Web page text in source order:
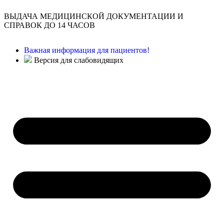
ВЫДАЧА МЕДИЦИНСКОЙ ДОКУМЕНТАЦИИ И
СПРАВОК ДО 14 ЧАСОВ
Важная информация для пациентов!
Версия для слабовидящих